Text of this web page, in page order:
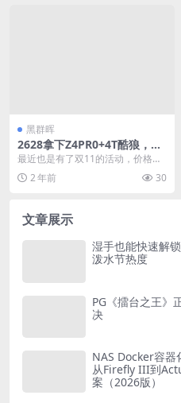
黑群晖
2628拿下Z4PR0+4T酷狼，这
波是赚了还是亏了？
最近也是有了双11的活动，价格也
比平常给力了些，观望来观望去，
我最终选择了极空间...
2 年前 30
文章展示
湿手也能快速解
泼水节热度
PG《擂台之王》
决
NAS Docker容器
从Firefly III到
案（2026版）